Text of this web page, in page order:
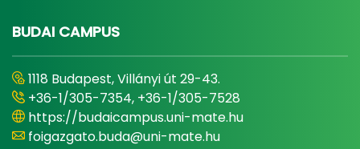
BUDAI CAMPUS
1118 Budapest, Villányi út 29-43.
+36-1/305-7354, +36-1/305-7528
https://budaicampus.uni-mate.hu
foigazgato.buda@uni-mate.hu